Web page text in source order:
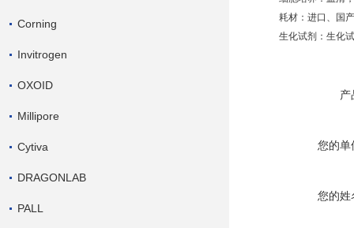
Corning
Invitrogen
OXOID
Millipore
Cytiva
DRAGONLAB
PALL
耗材：进口、国
生化试剂：生化
产
您的单
您的姓